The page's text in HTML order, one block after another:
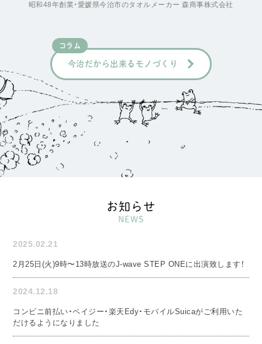
昭和48年創業・愛媛県今治市のタオルメーカー 森商事株式会社
コラム
今治だから出来るモノづくり
お知らせ
NEWS
2025.02.21
2月25日(火)9時〜13時放送のJ-wave STEP ONEに出演致します！
2024.12.18
コンビニ前払い・ペイジー・楽天Edy・モバイルSuicaがご利用いた
だけるようになりました